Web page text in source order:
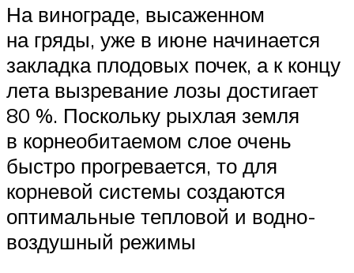
На винограде, высаженном
на гряды, уже в июне начинается
закладка плодовых почек, а к концу
лета вызревание лозы достигает
80 %. Поскольку рыхлая земля
в корнеобитаемом слое очень
быстро прогревается, то для
корневой системы создаются
оптимальные тепловой и водно-
воздушный режимы